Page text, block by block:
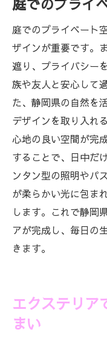
庭でのプライベート
ザインが重要です。
遮り、プライバシー
族や友人と安心して
た、静岡県の自然を
デザインを取り入れ
心地の良い空間が完
することで、日中だ
ンタン型の照明やパ
が柔らかい光に包ま
します。これで静岡
アが完成し、毎日の
きます。
エクステリア
まい